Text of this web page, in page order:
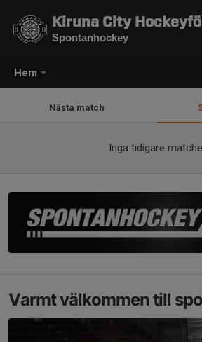
Hem
Kiruna City
Spontanhockey
Nästa match
Inga tidigare
Varmt välkommen till